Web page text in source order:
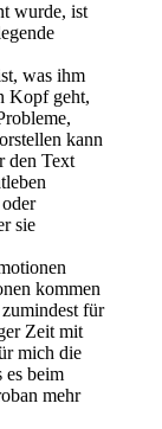
wurde, ist
was ihm
Kopf geht,
kann
den Text
sie
kommen
für
Zeit mit
mich die
es beim
mehr